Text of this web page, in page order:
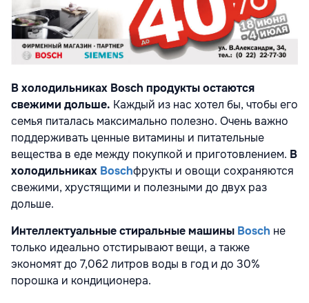
В холодильниках Bosch продукты остаются
свежими дольше. Каждый из нас хотел бы, чтобы его
семья питалась максимально полезно. Очень важно
поддерживать ценные витамины и питательные
вещества в еде между покупкой и приготовлением. В
холодильниках Boschфрукты и овощи сохраняются
свежими, хрустящими и полезными до двух раз
дольше.
Интеллектуальные стиральные машины Bosch не
только идеально отстирывают вещи, а также
экономят до 7,062 литров воды в год и до 30%
порошка и кондиционера.